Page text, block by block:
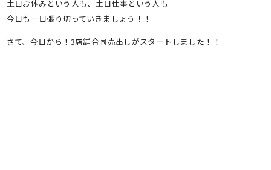
土日お休みという人も、土日仕事という人も
今日も一日張り切っていきましょう！！
さて、今日から！3店舗合同売出しがスタートしました！！